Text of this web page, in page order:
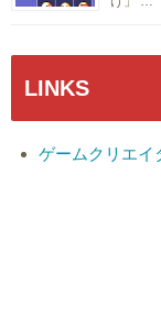
LINKS
ゲームクリエイ